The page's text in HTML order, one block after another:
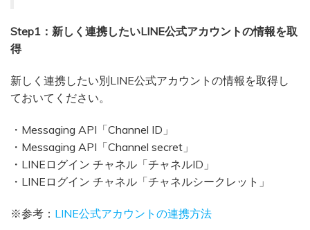
Step1：新しく連携したいLINE公式アカウントの情報を取
得
新しく連携したい別LINE公式アカウントの情報を取得し
ておいてください。
・Messaging API「Channel ID」
・Messaging API「Channel secret」
・LINEログイン チャネル「チャネルID」
・LINEログイン チャネル「チャネルシークレット」
※参考： LINE公式アカウントの連携方法